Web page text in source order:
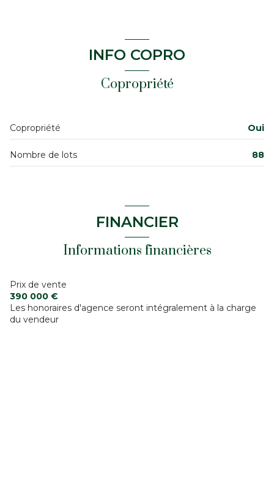
vue sur cour
INFO COPRO
Copropriété
Copropriété Oui
Nombre de lots 88
FINANCIER
Informations financières
Prix de vente
390 000 €
Les honoraires d'agence seront intégralement à la charge
du vendeur